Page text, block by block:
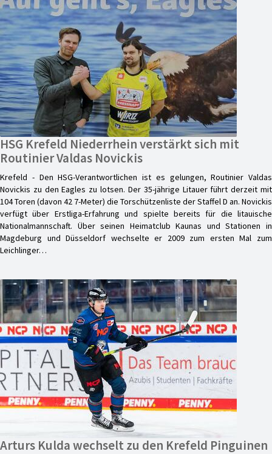
HSG Krefeld Niederrhein verstärkt sich mit
Routinier Valdas Novickis
Krefeld - Den HSG-Verantwortlichen ist es gelungen, Routinier Valdas
Novickis zu den Eagles zu lotsen. Der 35-jährige Litauer führt derzeit mit
104 Toren (davon 42 7-Meter) die Torschützenliste der Staffel D an. Novickis
verfügt über Erstliga-Erfahrung und spielte bereits für die litauische
Nationalmannschaft. Über seinen Heimatclub Kaunas und Stationen in
Magdeburg und Düsseldorf wechselte er 2009 zum ersten Mal zum
Leichlinger…
Arturs Kulda wechselt zu den Krefeld Pinguinen